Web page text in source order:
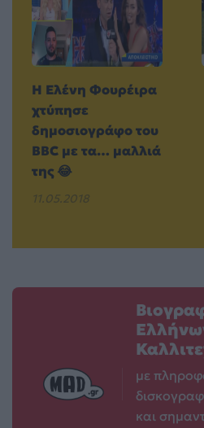
Η Ελένη Φουρέιρα
χτύπησε
δημοσιογράφο του
BBC με τα… μαλλιά
της 😂
11.05.2018
με
και